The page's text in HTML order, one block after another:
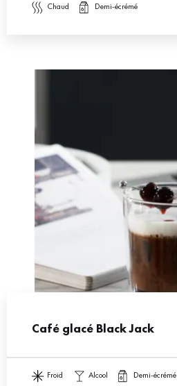
chaud demi-écrémé
Café glacé Black Jack
froid alcool demi-écrémé